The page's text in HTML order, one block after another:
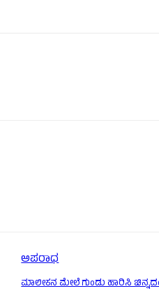
ಅಪರಾಧ
ಮಾಲೀಕನ ಮೇಲೆ ಗುಂಡು ಹಾರಿಸಿ